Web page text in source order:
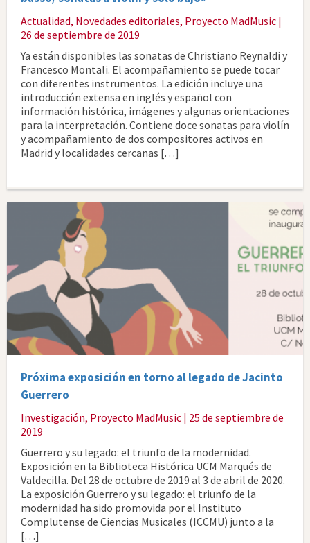
Actualidad, Novedades editoriales, Proyecto MadMusic |
26 de septiembre de 2019
Ya están disponibles las sonatas de Christiano Reynaldi y
Francesco Montali. El acompañamiento se puede tocar
con diferentes instrumentos. La edición incluye una
introducción extensa en inglés y español con
información histórica, imágenes y algunas orientaciones
para la interpretación. Contiene doce sonatas para violín
y acompañamiento de dos compositores activos en
Madrid y localidades cercanas […]
Próxima exposición en torno al legado de Jacinto
Guerrero
Investigación, Proyecto MadMusic | 25 de septiembre de
2019
Guerrero y su legado: el triunfo de la modernidad.
Exposición en la Biblioteca Histórica UCM Marqués de
Valdecilla. Del 28 de octubre de 2019 al 3 de abril de 2020.
La exposición Guerrero y su legado: el triunfo de la
modernidad ha sido promovida por el Instituto
Complutense de Ciencias Musicales (ICCMU) junto a la
[…]